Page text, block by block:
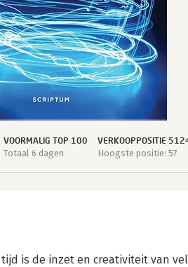
VOORMALIG TOP 100
Totaal 6 dagen
VERKOOPPOSITIE
Hoogste positie: 57
is de inzet en creativiteit van